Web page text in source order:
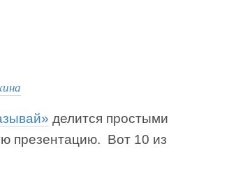
делится простыми
презентацию. Вот 10 из